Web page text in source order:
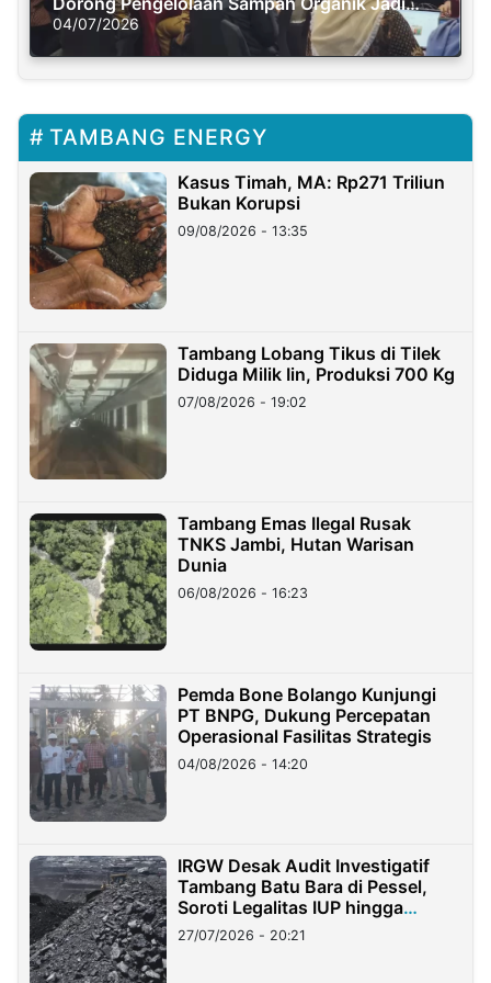
Solusi Krisis Iklim
04/07/2026
TAMBANG ENERGY
Kasus Timah, MA: Rp271 Triliun
Bukan Korupsi
09/08/2026 - 13:35
Tambang Lobang Tikus di Tilek
Diduga Milik Iin, Produksi 700 Kg
07/08/2026 - 19:02
Tambang Emas Ilegal Rusak
TNKS Jambi, Hutan Warisan
Dunia
06/08/2026 - 16:23
Pemda Bone Bolango Kunjungi
PT BNPG, Dukung Percepatan
Operasional Fasilitas Strategis
04/08/2026 - 14:20
IRGW Desak Audit Investigatif
Tambang Batu Bara di Pessel,
Soroti Legalitas IUP hingga
Stockpile
27/07/2026 - 20:21